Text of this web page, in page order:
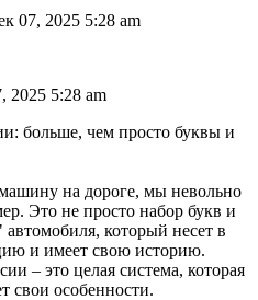
07, 2025 5:28 am
2025 5:28 am
больше, чем просто буквы и
на дороге, мы невольно
Это не просто набор букв и
который несет в
и имеет свою историю.
– это целая система, которая
свои особенности.